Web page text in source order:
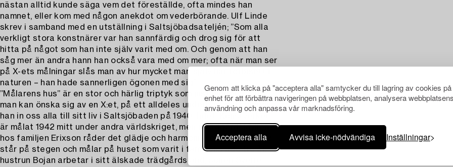
Genom att klicka på "acceptera alla" samtycker du till lagring av cookies
enhet för att förbättra navigeringen på webbplatsen, analysera
användning och anpassa vår marknadsföring.
Acceptera alla Avvisa icke-nödvändiga Inställningar
nästan alltid kunde säga vem det föreställde, ofta mindes han
namnet, eller kom med någon anekdot om vederbörande. Ulf Linde
skrev i samband med en utställning i Saltsjöbadsateljén; ”Som alla
verkligt stora konstnärer var han sannfärdig och drog sig för att
hitta på något som han inte själv varit med om. Och genom att han
såg mer än andra hann han också vara med om mer; ofta när man ser
på X-ets målningar slås man av hur mycket man själv har förbisett i
naturen – han hade sannerligen ögonen med sig”.
”Målarens hus” är en stor och härlig triptyk som just bjuder på allt
man kan önska sig av en X:et, på ett alldeles underbart sett bjuder
han in oss alla till sitt liv i Saltsjöbaden på 1940-talet. Konstverket
är målat 1942 mitt under andra världskriget, men i trädgårdsidyllen
hos familjen Erixson råder det glädje och harmoni. Konstnären själv
står på stegen och målar på huset som varit i familjens ägo tre år,
hustrun Bojan arbetar i sitt älskade trädgårdsland, sonen Sverre